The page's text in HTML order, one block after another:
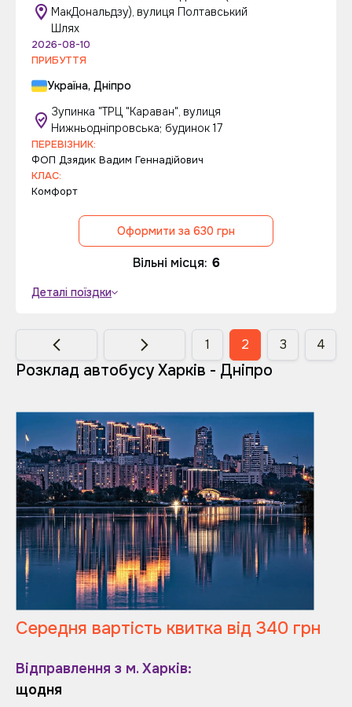
МакДональдзу), вулиця Полтавський
Шлях
2026-08-10
ПРИБУТТЯ
Україна, Дніпро
Зупинка "ТРЦ "Караван", вулиця
Нижньодніпровська; будинок 17
ПЕРЕВІЗНИК:
ФОП Дзядик Вадим Геннадійович
КЛАС:
Комфорт
Оформити за 630 грн
Вільні місця: 6
Деталі поїздки
1 2 3 4
Розклад автобусу Харків - Дніпро
Середня вартість квитка від 340 грн
Відправлення з м. Харків:
щодня